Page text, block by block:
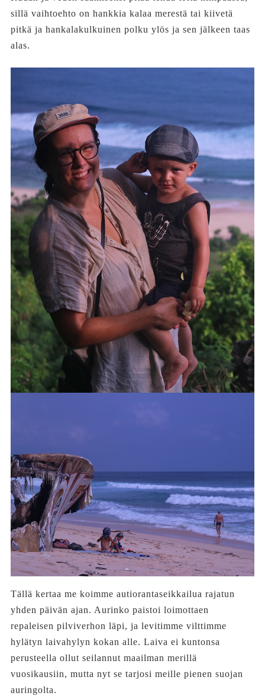
sillä vaihtoehto on hankkia kalaa merestä tai kiivetä
pitkä ja hankalakulkuinen polku ylös ja sen jälkeen taas
alas.
Tällä kertaa me koimme autiorantaseikkailua rajatun
yhden päivän ajan. Aurinko paistoi loimottaen
repaleisen pilviverhon läpi, ja levitimme vilttimme
hylätyn laivahylyn kokan alle. Laiva ei kuntonsa
perusteella ollut seilannut maailman merillä
vuosikausiin, mutta nyt se tarjosi meille pienen suojan
auringolta.